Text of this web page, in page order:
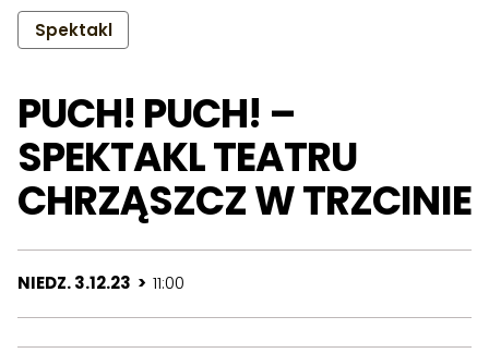
Spektakl
PUCH! PUCH! –
SPEKTAKL TEATRU
CHRZĄSZCZ W TRZCINIE
NIEDZ. 3.12.23 > 11:00